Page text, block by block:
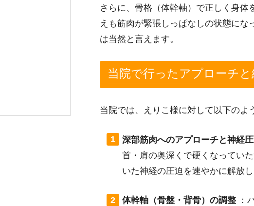
さらに、骨格（体幹軸）で正しく身体
えも筋肉が緊張しっぱなしの状態に
は当然と言えます。
当院で行ったアプローチと
当院では、えりこ様に対して以下のよ
深部筋肉へのアプローチと神経
首・肩の奥深くで硬くなってい
いた神経の圧迫を速やかに解放し
体幹軸（骨盤・背骨）の調整 ：